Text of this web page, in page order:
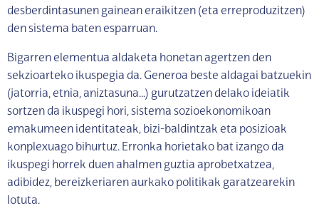
desberdintasunen gainean eraikitzen (eta erreproduzitzen)
den sistema baten esparruan.
Bigarren elementua aldaketa honetan agertzen den
sekzioarteko ikuspegia da. Generoa beste aldagai batzuekin
(jatorria, etnia, aniztasuna…) gurutzatzen delako ideiatik
sortzen da ikuspegi hori, sistema sozioekonomikoan
emakumeen identitateak, bizi-baldintzak eta posizioak
konplexuago bihurtuz. Erronka horietako bat izango da
ikuspegi horrek duen ahalmen guztia aprobetxatzea,
adibidez, bereizkeriaren aurkako politikak garatzearekin
lotuta.